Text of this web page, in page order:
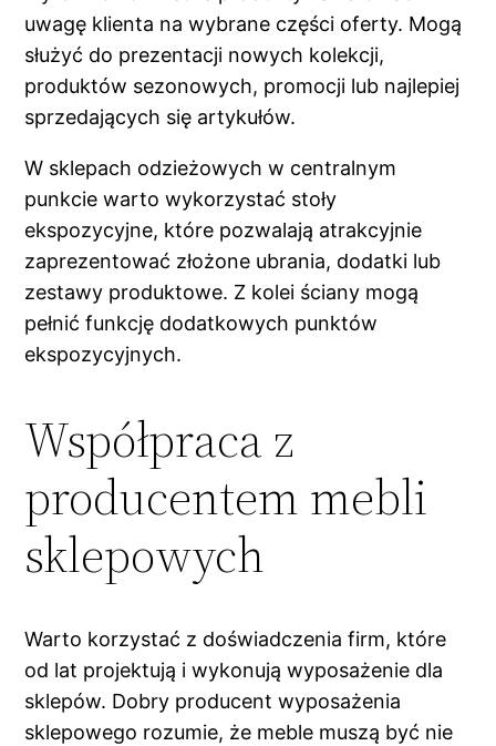
uwagę klienta na wybrane części oferty. Mogą
służyć do prezentacji nowych kolekcji,
produktów sezonowych, promocji lub najlepiej
sprzedających się artykułów.
W sklepach odzieżowych w centralnym
punkcie warto wykorzystać stoły
ekspozycyjne, które pozwalają atrakcyjnie
zaprezentować złożone ubrania, dodatki lub
zestawy produktowe. Z kolei ściany mogą
pełnić funkcję dodatkowych punktów
ekspozycyjnych.
Współpraca z
producentem mebli
sklepowych
Warto korzystać z doświadczenia firm, które
od lat projektują i wykonują wyposażenie dla
sklepów. Dobry producent wyposażenia
sklepowego rozumie, że meble muszą być nie